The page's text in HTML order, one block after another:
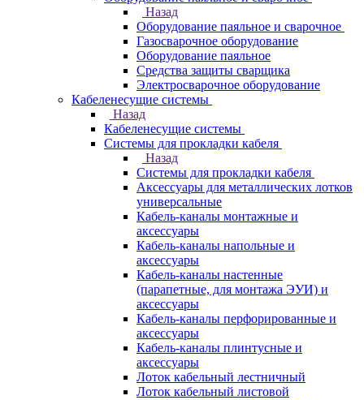
Назад
Оборудование паяльное и сварочное
Газосварочное оборудование
Оборудование паяльное
Средства защиты сварщика
Электросварочное оборудование
Кабеленесущие системы
Назад
Кабеленесущие системы
Системы для прокладки кабеля
Назад
Системы для прокладки кабеля
Аксессуары для металлических лотков
универсальные
Кабель-каналы монтажные и
аксессуары
Кабель-каналы напольные и
аксессуары
Кабель-каналы настенные
(парапетные, для монтажа ЭУИ) и
аксессуары
Кабель-каналы перфорированные и
аксессуары
Кабель-каналы плинтусные и
аксессуары
Лоток кабельный лестничный
Лоток кабельный листовой